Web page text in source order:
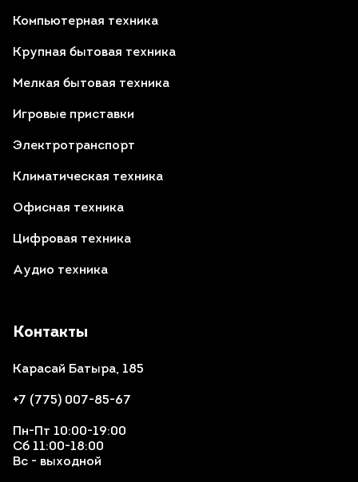
Контакты
Карасай Батыра, 185
+7 (775) 007-85-67
Пн-Пт 10:00-19:00
Сб 11:00-18:00
Вс - выходной
Компьютерная техника
Крупная бытовая техника
Мелкая бытовая техника
Игровые приставки
Электротранспорт
Климатическая техника
Офисная техника
Цифровая техника
Аудио техника